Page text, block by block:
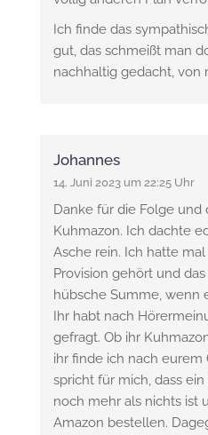
Ich finde das
gut, das schmeißt man
nachhaltig gedacht, von
Johannes
14. Juni 2023 um 22:25 Uhr
Danke für die Folge und
Kuhmazon. Ich dachte
Asche rein. Ich hatte
Provision gehört und
hübsche Summe, wenn
Ihr habt nach
gefragt. Ob ihr
ihr finde ich nach
spricht für mich, dass
noch mehr als nichts ist
Amazon bestellen.